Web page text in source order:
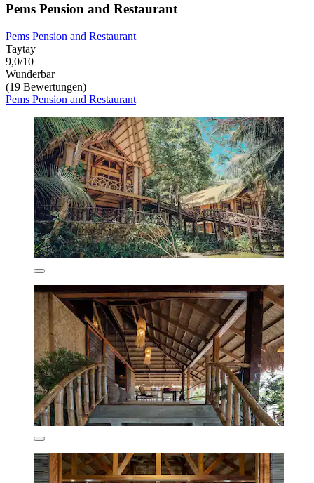
Pems Pension and Restaurant
Pems Pension and Restaurant
Taytay
9,0/10
Wunderbar
(19 Bewertungen)
Pems Pension and Restaurant